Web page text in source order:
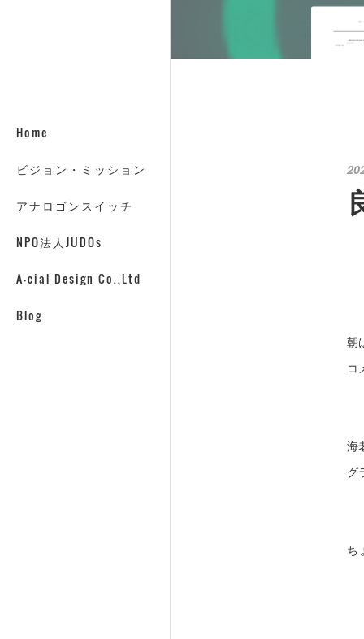
Home
ビジョン・ミッション
アナロゴンスイッチ
NPO法人JUDOs
A-cial Design Co.,Ltd
Blog
朝
コ
海
グ
ち